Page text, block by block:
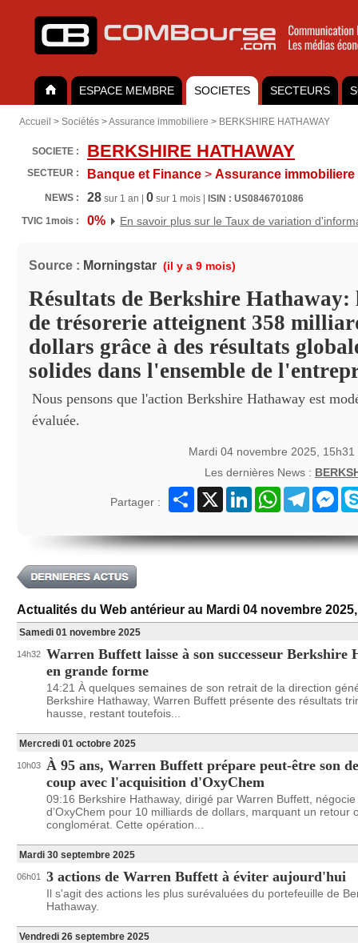
ESPACE MEMBRE SOCIETES SECTEURS
Accueil > Sociétés >Assurance immobiliere > BERKSHIRE HATHAWAY
SOCIETE : BERKSHIRE HATHAWAY
SECTEUR : Banque et Finance > Assurance immobiliere
NEWS : 28 sur 1 an | 0 sur 1 mois |
ISIN : US0846701086
TVIC 1mois :
0% En savoir plus sur le Taux de variation
Source : Morningstar (il y a 9 mois)
Résultats de Berkshire Hathaway:
de trésorerie atteignent 358
dollars grâce à des résultats
solides dans l'ensemble de
Nous pensons que l'action Berkshire Hathaway est
évaluée.
Mardi 04 novembre 2025,
Les dernières News :
Partager :
Partager
X LinkedInWhatsAppTelegram
Actualités du Web antérieur au Mardi 04 novembre
Samedi 01 novembre 2025
14h32 Warren Buffett laisse à son successeur Berkshire
en grande forme
14:21 À quelques semaines de son retrait de la direction
Berkshire Hathaway, Warren Buffett présente des résultats
hausse, restant toutefois...
Mercredi 01 octobre 2025
10h03 À 95 ans, Warren Buffett prépare peut-être son
coup avec l'acquisition d'OxyChem
09:16 Berkshire Hathaway, dirigé par Warren Buffett,
d’OxyChem pour 10 milliards de dollars, marquant un retour
conglomérat. Cette opération...
Mardi 30 septembre 2025
06h01 3 actions de Warren Buffett à éviter aujourd'hui
Il s'agit des actions les plus surévaluées du portefeuille de
Hathaway.
Vendredi 26 septembre 2025